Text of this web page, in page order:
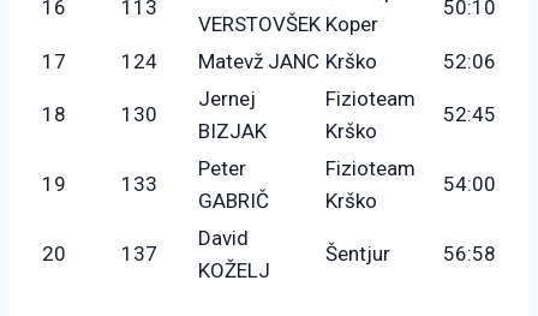
16 113
VERSTOVŠEK Koper
50:10
17 124 Matevž JANC Krško 52:06
18 130
Jernej
BIZJAK
Fizioteam
Krško
52:45
19 133
Peter
GABRIČ
Fizioteam
Krško
54:00
20 137
David
KOŽELJ
Šentjur 56:58